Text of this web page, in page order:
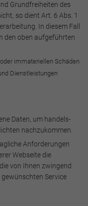
Grundfreiheiten des
so dient Art. 6 Abs. 1
In diesem Fall
den oben aufgeführten
immateriellen Schäden
Dienstleistungen
Daten, um handels-
nachzukommen.
Anforderungen
Webseite die
von Ihnen zwingend
Service